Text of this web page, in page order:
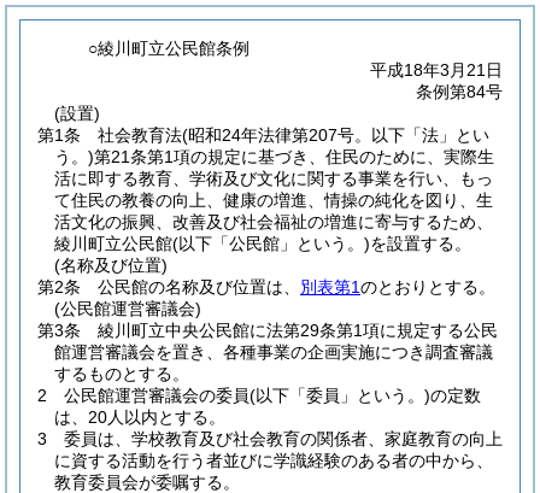
○綾川町立公民館条例
平成18年3月21日
条例第84号
(設置)
第1条
社会教育法(昭和24年法律第207号。以下「法」とい
う。)第21条第1項の規定に基づき、住民のために、実際生
活に即する教育、学術及び文化に関する事業を行い、もっ
て住民の教養の向上、健康の増進、情操の純化を図り、生
活文化の振興、改善及び社会福祉の増進に寄与するため、
綾川町立公民館(以下「公民館」という。)を設置する。
(名称及び位置)
第2条
公民館の名称及び位置は、 別表第1のとおりとする。
(公民館運営審議会)
第3条
綾川町立中央公民館に法第29条第1項に規定する公民
館運営審議会を置き、各種事業の企画実施につき調査審議
するものとする。
2
公民館運営審議会の委員(以下「委員」という。)の定数
は、20人以内とする。
3
委員は、学校教育及び社会教育の関係者、家庭教育の向上
に資する活動を行う者並びに学識経験のある者の中から、
教育委員会が委嘱する。